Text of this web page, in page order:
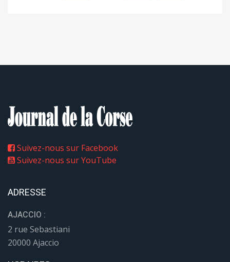
Suivez-nous sur Facebook
Suivez-nous sur YouTube
ADRESSE
AJACCIO :
2 rue Sebastiani
20000 Ajaccio